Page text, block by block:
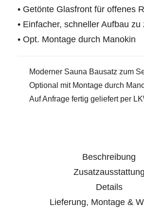
M
Menge
• Getönte Glasfront für offenes
• Einfacher, schneller Aufbau
• Opt. Montage durch Manokin
Moderner Sauna Bausatz zum
Optional mit Montage durch
Auf Anfrage fertig geliefert per
Beschreibung
Zusatzausstattung
Details
Lieferung, Montage &